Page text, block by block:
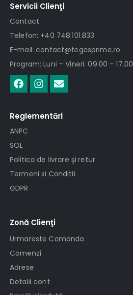
Servicii Clienţi
Contact
Telefon: +40 748.101.833
E-mail: contact@tegosprime.ro
Program: Luni – Vineri: 09.00 – 17.00
Reglementări
ANPC
SOL
Politica de livrare şi retur
Termeni si Conditii
GDPR
Zonă Clienţi
Urmareste Comanda
Comenzi
Adrese
Detalii cont